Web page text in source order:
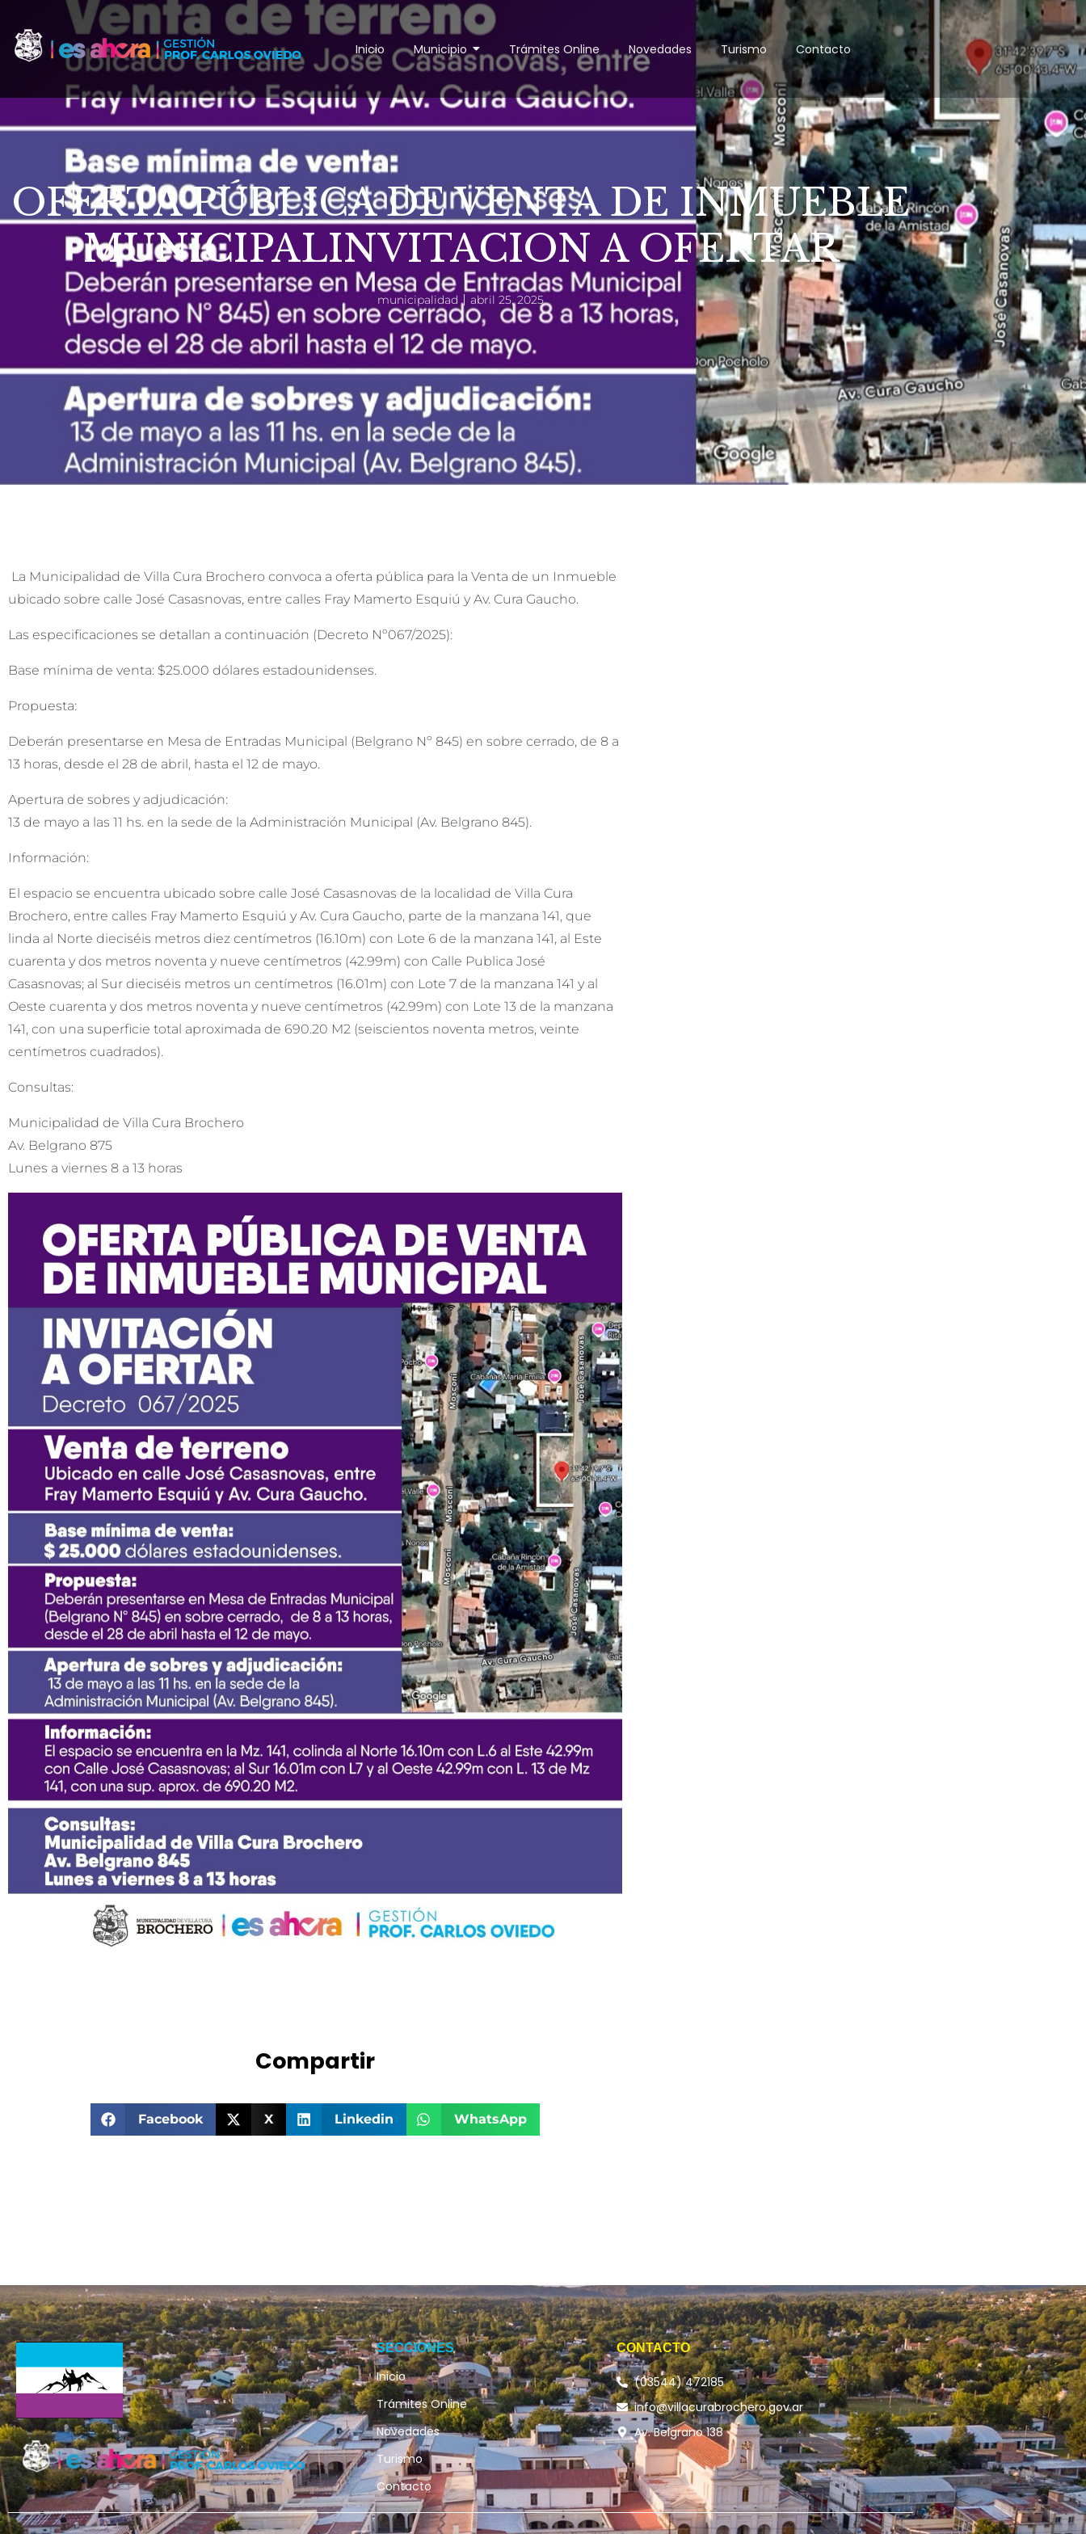
Inicio Municipio Trámites Online Novedades Turismo Contacto
OFERTA PÚBLICA DE VENTA DE INMUEBLE
MUNICIPALINVITACION A OFERTAR
municipalidad abril 25, 2025
La Municipalidad de Villa Cura Brochero convoca a oferta pública para la Venta de un Inmueble
ubicado sobre calle José Casasnovas, entre calles Fray Mamerto Esquiú y Av. Cura Gaucho.
Las especificaciones se detallan a continuación (Decreto Nº067/2025):
Base mínima de venta: $25.000 dólares estadounidenses.
Propuesta:
Deberán presentarse en Mesa de Entradas Municipal (Belgrano Nº 845) en sobre cerrado, de 8 a
13 horas, desde el 28 de abril, hasta el 12 de mayo.
Apertura de sobres y adjudicación:
13 de mayo a las 11 hs. en la sede de la Administración Municipal (Av. Belgrano 845).
Información:
El espacio se encuentra ubicado sobre calle José Casasnovas de la localidad de Villa Cura
Brochero, entre calles Fray Mamerto Esquiú y Av. Cura Gaucho, parte de la manzana 141, que
linda al Norte dieciséis metros diez centímetros (16.10m) con Lote 6 de la manzana 141, al Este
cuarenta y dos metros noventa y nueve centímetros (42.99m) con Calle Publica José
Casasnovas; al Sur dieciséis metros un centímetros (16.01m) con Lote 7 de la manzana 141 y al
Oeste cuarenta y dos metros noventa y nueve centímetros (42.99m) con Lote 13 de la manzana
141, con una superficie total aproximada de 690.20 M2 (seiscientos noventa metros, veinte
centímetros cuadrados).
Consultas:
Municipalidad de Villa Cura Brochero
Av. Belgrano 875
Lunes a viernes 8 a 13 horas
Compartir
Facebook X Linkedin WhatsApp
SECCIONES
Inicio
Trámites Online
Novedades
Turismo
Contacto
CONTACTO
(03544) 472185
info@villacurabrochero.gov.ar
Av. Belgrano 138